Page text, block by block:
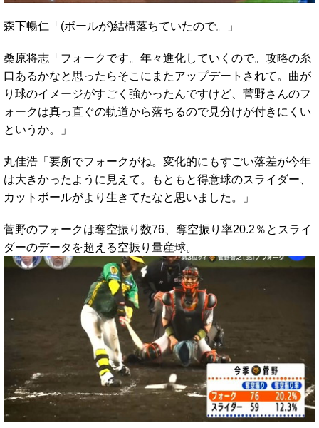
森下暢仁「(ボールが)結構落ちていたので。」
桑原将志「フォークです。年々進化していくので。攻略の糸
口あるかなと思ったらそこにまたアップデートされて。曲が
り球のイメージがすごく強かったんですけど、菅野さんのフ
ォークは真っ直ぐの軌道から落ちるので見分けが付きにくい
というか。」
丸佳浩「要所でフォークがね。変化的にもすごい落差が今年
は大きかったように見えて。もともと得意球のスライダー、
カットボールがより生きてたなと思いました。」
菅野のフォークは奪空振り数76、奪空振り率20.2％とスライ
ダーのデータを超える空振り量産球。